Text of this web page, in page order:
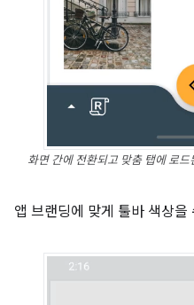
화면 간에 전환되고 맞춤 탭에 로
앱 브랜딩에 맞게 툴바 색상을